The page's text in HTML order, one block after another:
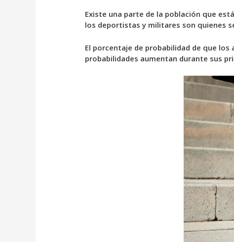
Existe una parte de la población que
los deportistas y militares son quienes
El porcentaje de probabilidad de que
probabilidades aumentan durante sus